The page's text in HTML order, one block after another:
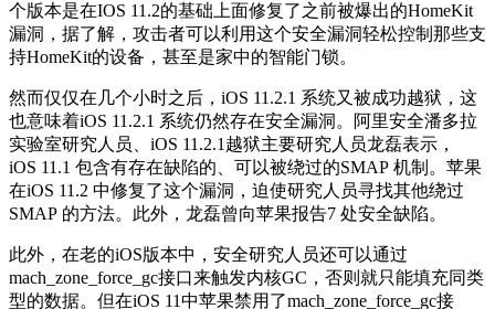
个版本是在IOS 11.2的基础上面修复了之前被爆出的HomeKit
漏洞，据了解，攻击者可以利用这个安全漏洞轻松控制那些支
持HomeKit的设备，甚至是家中的智能门锁。
然而仅仅在几个小时之后，iOS 11.2.1 系统又被成功越狱，这
也意味着iOS 11.2.1 系统仍然存在安全漏洞。阿里安全潘多拉
实验室研究人员、iOS 11.2.1越狱主要研究人员龙磊表示，
iOS 11.1 包含有存在缺陷的、可以被绕过的SMAP 机制。苹果
在iOS 11.2 中修复了这个漏洞，迫使研究人员寻找其他绕过
SMAP 的方法。此外，龙磊曾向苹果报告7 处安全缺陷。
此外，在老的iOS版本中，安全研究人员还可以通过
mach_zone_force_gc接口来触发内核GC，否则就只能填充同类
型的数据。但在iOS 11中苹果禁用了mach_zone_force_gc接